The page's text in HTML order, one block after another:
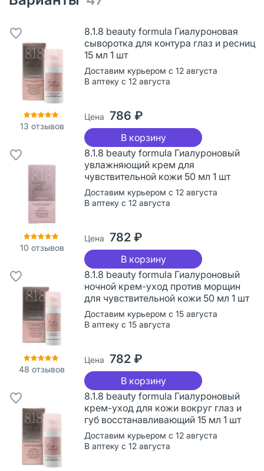
13 отзывов
8.1.8 beauty formula Гиалуроновая
сыворотка для контура глаз и ресниц
15 мл 1 шт
Доставим курьером с 12 августа
В аптеку с 12 августа
Цена 786 ₽
В корзину
10 отзывов
8.1.8 beauty formula Гиалуроновый
увлажняющий крем для
чувствительной кожи 50 мл 1 шт
Доставим курьером с 12 августа
В аптеку с 12 августа
Цена 782 ₽
В корзину
48 отзывов
8.1.8 beauty formula Гиалуроновый
ночной крем-уход против морщин
для чувствительной кожи 50 мл 1 шт
Доставим курьером с 15 августа
В аптеку с 15 августа
Цена 782 ₽
В корзину
8.1.8 beauty formula Гиалуроновый
крем-уход для кожи вокруг глаз и
губ восстанавливающий 15 мл 1 шт
Доставим курьером с 12 августа
В аптеку с 12 августа